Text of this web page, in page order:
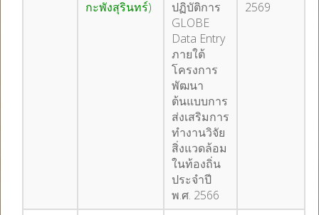
กะพังสุรินทร์)
ปฏิบัติการ
GLOBE
Data Entry
ภายใต้
โครงการ
พัฒนา
ต้นแบบการ
ส่งเสริมการ
ทำงานวิจัย
สิ่งแวดล้อม
ในท้องถิ่น
ประจำปี
พ.ศ. 2566
2569